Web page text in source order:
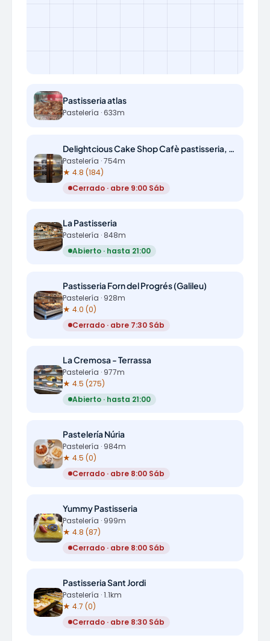
Pastisseria atlas
Pastelería · 633m
Delightcious Cake Shop Cafè pastisseria, pastissos per encàrrec i esmorzars
Pastelería · 754m
★ 4.8 (184)
Cerrado · abre 9:00 Sáb
La Pastisseria
Pastelería · 848m
Abierto · hasta 21:00
Pastisseria Forn del Progrés (Galileu)
Pastelería · 928m
★ 4.0 (0)
Cerrado · abre 7:30 Sáb
La Cremosa - Terrassa
Pastelería · 977m
★ 4.5 (275)
Abierto · hasta 21:00
Pastelería Núria
Pastelería · 984m
★ 4.5 (0)
Cerrado · abre 8:00 Sáb
Yummy Pastisseria
Pastelería · 999m
★ 4.8 (87)
Cerrado · abre 8:00 Sáb
Pastisseria Sant Jordi
Pastelería · 1.1km
★ 4.7 (0)
Cerrado · abre 8:30 Sáb